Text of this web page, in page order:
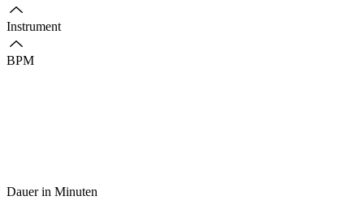
Instrument
BPM
Dauer in Minuten